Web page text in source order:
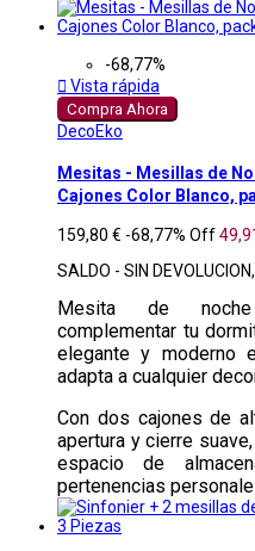
-68,77%
 Vista rápida
Compra Ahora
DecoEko
Mesitas - Mesillas de
Cajones Color Blanco,
159,80 € -68,77% Off
SALDO - SIN
Mesita de
complementar tu
elegante y moderno
adapta a cualquier
Con dos cajones de
apertura y cierre
espacio de
pertenencias